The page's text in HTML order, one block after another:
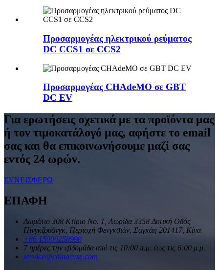
Προσαρμογέας ηλεκτρικού ρεύματος
DC CCS1 σε CCS2
Προσαρμογέας CHAdeMO σε GBT
DC EV
Για ερωτήσεις σχετικά με τα προϊόντα μας
ή τον τιμοκατάλογό μας, αφήστε το email
σας και θα επικοινωνήσουμε μαζί σας
εντός 24 ωρών.
ΣΥΝΕΙΣΦΕΡΩ
ΕΠΑΦΗ
Δωμάτιο 308 Κτίριο Νο. 1, Λωρίδα 3358 Δυτική Οδός
Πινγκζουάνγκ, Περιοχή Φενγκσιάν, Σαγκάη 201417, Κίνα
+86 15000258990
7 ημέρες την εβδομάδα από τις 10:00 π.μ. έως τις 6:00 μ.μ.
service@chinaevse.com